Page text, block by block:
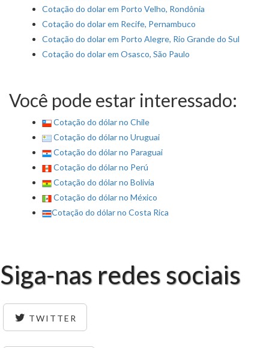
Cotação do dolar em Porto Velho, Rondônia
Cotação do dolar em Recife, Pernambuco
Cotação do dolar em Porto Alegre, Rio Grande do Sul
Cotação do dolar em Osasco, São Paulo
Você pode estar interessado:
Cotação do dólar no Chile
Cotação do dólar no Uruguai
Cotação do dólar no Paraguai
Cotação do dólar no Perú
Cotação do dólar no Bolivia
Cotação do dólar no México
Cotação do dólar no Costa Rica
Siga-nas redes sociais
TWITTER